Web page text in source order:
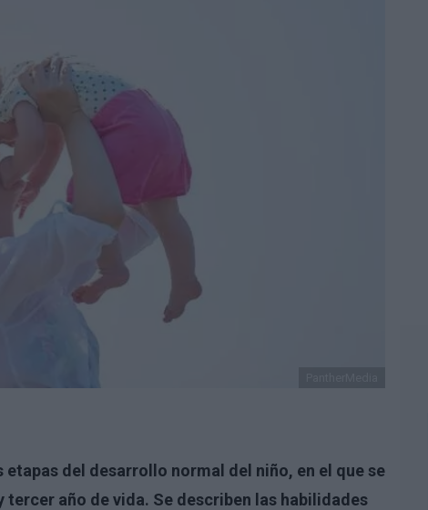
del desarrollo normal del niño, en el que se
año de vida. Se describen las habilidades